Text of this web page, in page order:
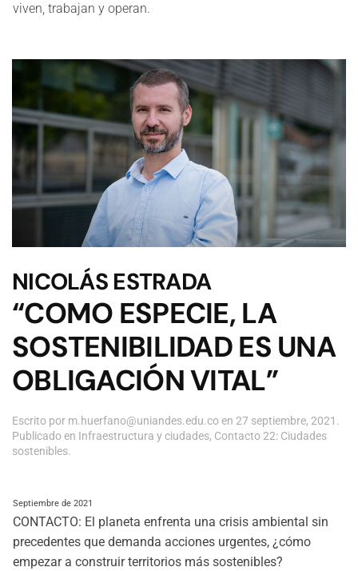
viven, trabajan y operan.
NICOLÁS ESTRADA
“COMO ESPECIE, LA
SOSTENIBILIDAD ES UNA
OBLIGACIÓN VITAL”
Escrito por m.huerfano@uniandes.edu.coen 27 septiembre, 2021 .
Publicado en Infraestructura y ciudades, Contacto 22: Ciudades
sostenibles.
Septiembre de 2021
CONTACTO: El planeta enfrenta una crisis ambiental sin
precedentes que demanda acciones urgentes, ¿cómo
empezar a construir territorios más sostenibles?